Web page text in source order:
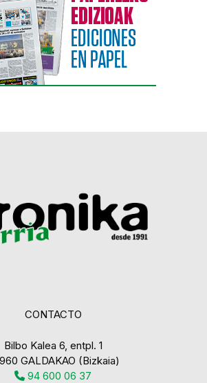
CONTACTO
Bilbo Kalea 6, entpl. 1
GALDAKAO (Bizkaia)
94 600 06 37